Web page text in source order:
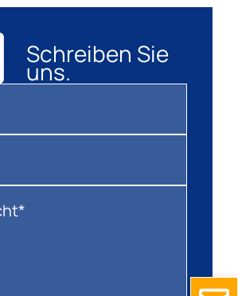
Schreiben Sie
uns.